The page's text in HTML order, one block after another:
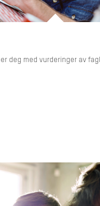
deg med vurderinger av